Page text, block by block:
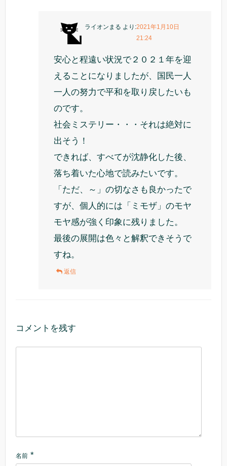
ライオンまる より:2021年1月10日
21:24
安心と程遠い状況で２０２１年を迎
えることになりましたが、国民一人
一人の努力で平和を取り戻したいも
のです。
社会ミステリー・・・それは絶対に
出そう！
できれば、すべてが沈静化した後、
落ち着いた心地で読みたいです。
「ただ、～」の切なさも良かったで
すが、個人的には「ミモザ」のモヤ
モヤ感が強く印象に残りました。
最後の展開は色々と解釈できそうで
すね。
返信
コメントを残す
名前 *